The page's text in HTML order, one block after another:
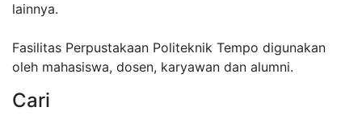
lainnya.
Fasilitas Perpustakaan Politeknik Tempo digunakan
oleh mahasiswa, dosen, karyawan dan alumni.
Cari